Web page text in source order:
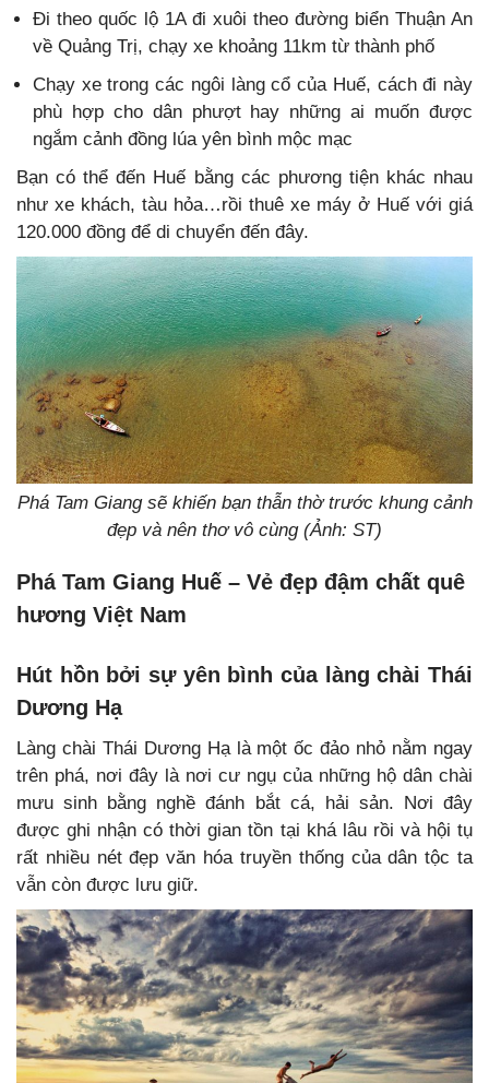
Đi theo quốc lộ 1A đi xuôi theo đường biển Thuận An
về Quảng Trị, chạy xe khoảng 11km từ thành phố
Chạy xe trong các ngôi làng cổ của Huế, cách đi này
phù hợp cho dân phượt hay những ai muốn được
ngắm cảnh đồng lúa yên bình mộc mạc
Bạn có thể đến Huế bằng các phương tiện khác nhau
như xe khách, tàu hỏa…rồi thuê xe máy ở Huế với giá
120.000 đồng để di chuyển đến đây.
Phá Tam Giang sẽ khiến bạn thẫn thờ trước khung cảnh
đẹp và nên thơ vô cùng (Ảnh: ST)
Phá Tam Giang Huế – Vẻ đẹp đậm chất quê
hương Việt Nam
Hút hồn bởi sự yên bình của làng chài Thái
Dương Hạ
Làng chài Thái Dương Hạ là một ốc đảo nhỏ nằm ngay
trên phá, nơi đây là nơi cư ngụ của những hộ dân chài
mưu sinh bằng nghề đánh bắt cá, hải sản. Nơi đây
được ghi nhận có thời gian tồn tại khá lâu rồi và hội tụ
rất nhiều nét đẹp văn hóa truyền thống của dân tộc ta
vẫn còn được lưu giữ.